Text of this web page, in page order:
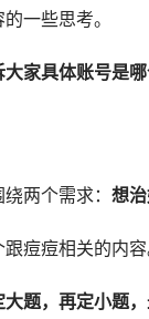
一些思考。
家具体账号是哪
两个需求： 想
痘痘相关的内容
题，再定小题，